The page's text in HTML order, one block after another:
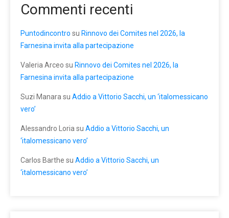
Commenti recenti
Puntodincontro su Rinnovo dei Comites nel 2026, la
Farnesina invita alla partecipazione
Valeria Arceo su Rinnovo dei Comites nel 2026, la
Farnesina invita alla partecipazione
Suzi Manara su Addio a Vittorio Sacchi, un ‘italomessicano
vero’
Alessandro Loria su Addio a Vittorio Sacchi, un
‘italomessicano vero’
Carlos Barthe su Addio a Vittorio Sacchi, un
‘italomessicano vero’